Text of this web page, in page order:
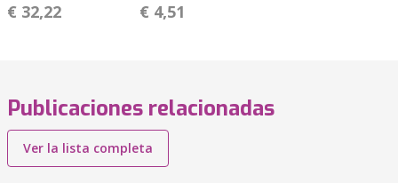
€ 32,22 € 4,51
Publicaciones relacionadas
Ver la lista completa